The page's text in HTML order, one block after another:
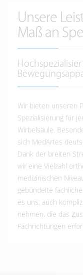
Unsere
Maß an
Wir bieten unseren
Spezialisierung für
Wirbelsäule.
sich MedArtes
Dank der breiten
wir eine Vielzahl
medizinischen
gebündelte
es uns, auch
nehmen, die das
Fachrichtungen
Die Behandlung
erfordert aufgrund
Expertise und